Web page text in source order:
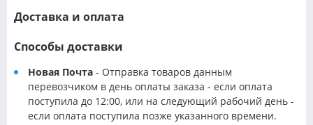
Доставка и оплата
Способы доставки
Новая Почта - Отправка товаров данным
перевозчиком в день оплаты заказа - если оплата
поступила до 12:00, или на следующий рабочий день -
если оплата поступила позже указанного времени.